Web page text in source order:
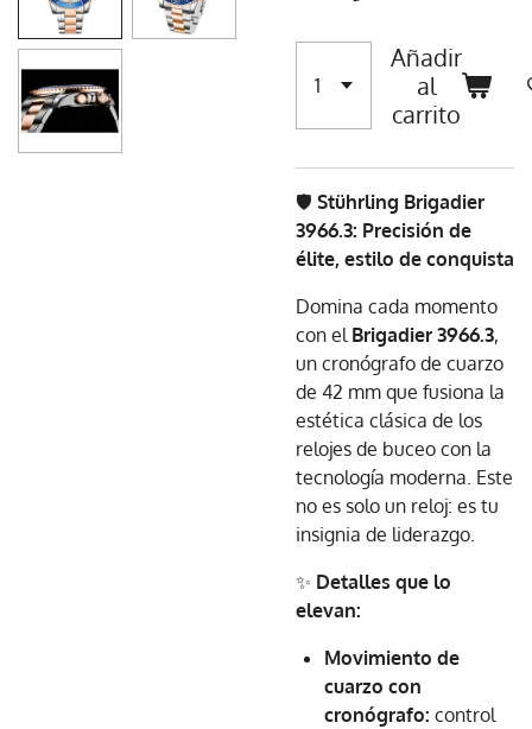
Añadir
al
carrito
🛡️ Stührling Brigadier
3966.3: Precisión de
élite, estilo de conquista
Domina cada momento
con el Brigadier 3966.3,
un cronógrafo de cuarzo
de 42 mm que fusiona la
estética clásica de los
relojes de buceo con la
tecnología moderna. Este
no es solo un reloj: es tu
insignia de liderazgo.
✨ Detalles que lo
elevan:
Movimiento de
cuarzo con
cronógrafo: control